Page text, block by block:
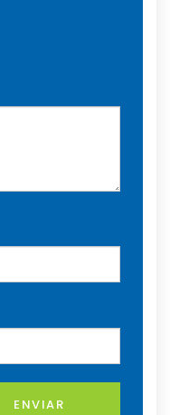
ENVIAR